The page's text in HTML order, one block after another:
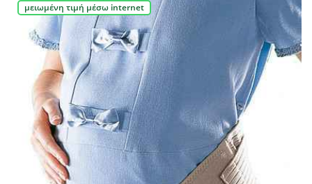
μειωμένη τιμή μέσω internet